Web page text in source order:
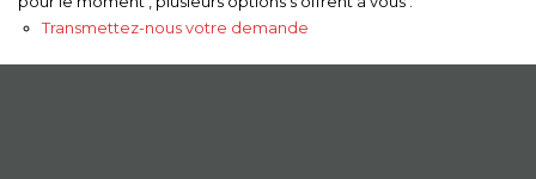
Transmettez-nous votre demande